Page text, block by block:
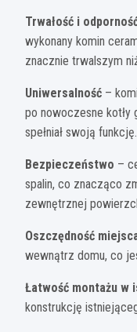
Trwałość i
wykonany komin
znacznie trwalszym
Uniwersalność –
po nowoczesne kotły
spełniał swoją funkcję.
Bezpieczeństwo –
spalin, co znacząco
zewnętrznej
Oszczędność
wewnątrz domu, co
Łatwość montażu w
konstrukcję